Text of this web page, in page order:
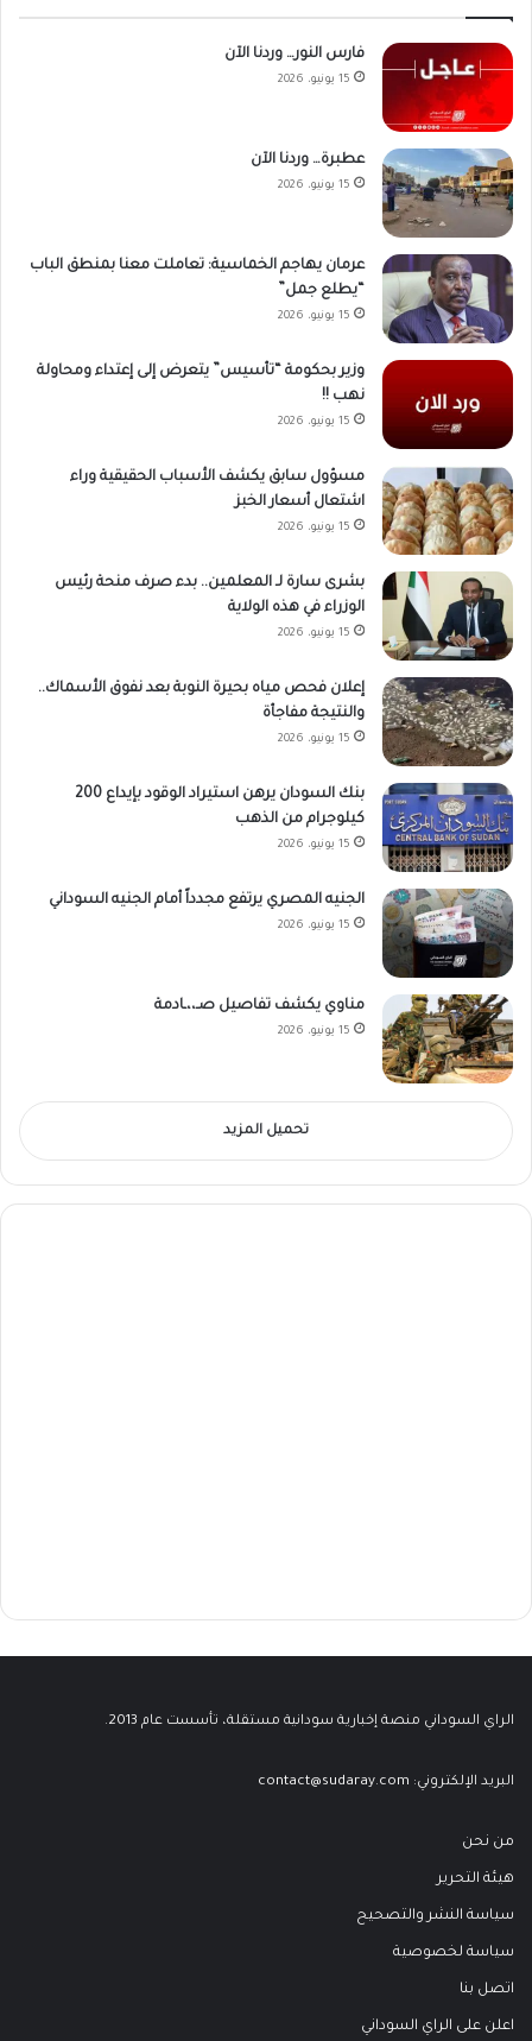
فارس النور… وردنا الآن
15 يونيو، 2026
عطبرة… وردنا الآن
15 يونيو، 2026
عرمان يهاجم الخماسية: تعاملت معنا بمنطق الباب
“يطلع جمل”
15 يونيو، 2026
وزير بحكومة “تأسيس” يتعرض إلى إعتداء ومحاولة
نهب !!
15 يونيو، 2026
مسؤول سابق يكشف الأسباب الحقيقية وراء
اشتعال أسعار الخبز
15 يونيو، 2026
بشرى سارة لـ المعلمين.. بدء صرف منحة رئيس
الوزراء في هذه الولاية
15 يونيو، 2026
إعلان فحص مياه بحيرة النوبة بعد نفوق الأسماك..
والنتيجة مفاجأة
15 يونيو، 2026
بنك السودان يرهن استيراد الوقود بإيداع 200
كيلوجرام من الذهب
15 يونيو، 2026
الجنيه المصري يرتفع مجدداً أمام الجنيه السوداني
15 يونيو، 2026
مناوي يكشف تفاصيل صـ،،ـادمة
15 يونيو، 2026
تحميل المزيد
الراي السوداني منصة إخبارية سودانية مستقلة، تأسست عام 2013.
البريد الإلكتروني: contact@sudaray.com
من نحن
هيئة التحرير
سياسة النشر والتصحيح
سياسة لخصوصية
اتصل بنا
اعلن على الراي السوداني